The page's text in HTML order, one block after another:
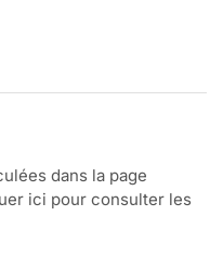
dans la page
ici pour consulter les